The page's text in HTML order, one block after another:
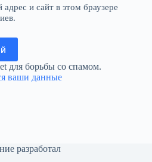
и сайт в этом браузере
для борьбы со спамом.
ваши данные
разработал